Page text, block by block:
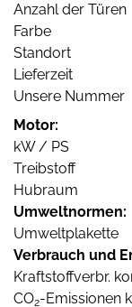
Anzahl der Türen
Farbe
Standort
Lieferzeit
Unsere Nummer
Motor:
kW / PS
Treibstoff
Hubraum
Umweltnormen:
Umweltplakette
Verbrauch und
Kraftstoffverbr.
CO2-Emissionen